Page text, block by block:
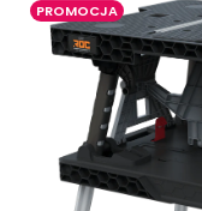
PROMOCJA